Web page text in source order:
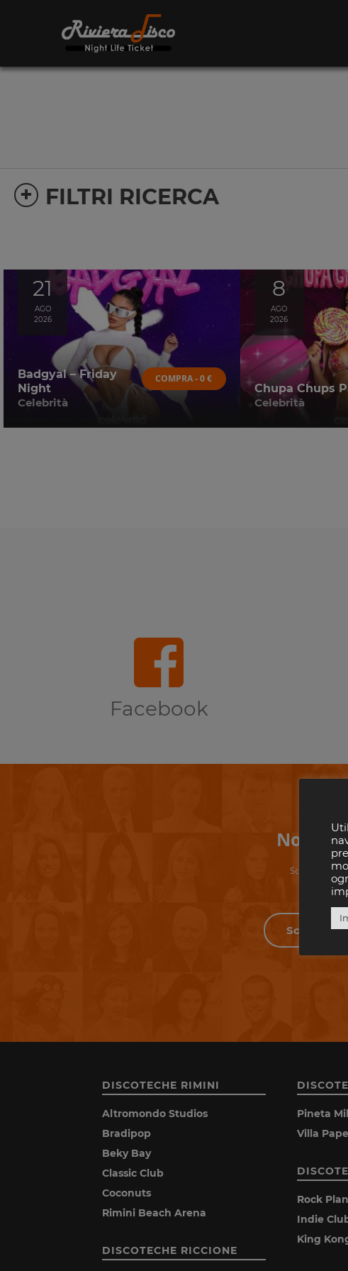
FILTRI RICERCA
+
21
AGO
2026
Badgyal – Friday
Night
Celebrità
COMPRA - 0 €
8
AGO
2026
Chupa Chups
Celebrità
Facebook
Non
Scrivi il tuo
DISCOTECHE RIMINI
Altromondo Studios
Bradipop
Beky Bay
Classic Club
Coconuts
Rimini Beach Arena
DISCOTECHE RICCIONE
Pineta
Villa
Rock
Indie
King